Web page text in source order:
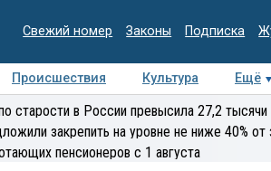
Свежий номер Законы Подписка
Происшествия Культура Ещё
Интервью Колумнисты
старости в России превысила 27,2 тысячи
закрепить на уровне не ниже 40% от
пенсионеров с 1 августа